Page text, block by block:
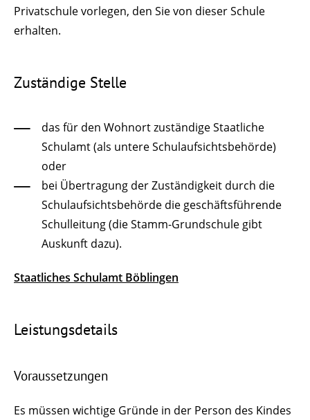
Privatschule vorlegen, den Sie von dieser Schule
erhalten.
Zuständige Stelle
das für den Wohnort zuständige Staatliche
Schulamt (als untere Schulaufsichtsbehörde)
oder
bei Übertragung der Zuständigkeit durch die
Schulaufsichtsbehörde die geschäftsführende
Schulleitung (die Stamm-Grundschule gibt
Auskunft dazu).
Staatliches Schulamt Böblingen
Leistungsdetails
Voraussetzungen
Es müssen wichtige Gründe in der Person des Kindes